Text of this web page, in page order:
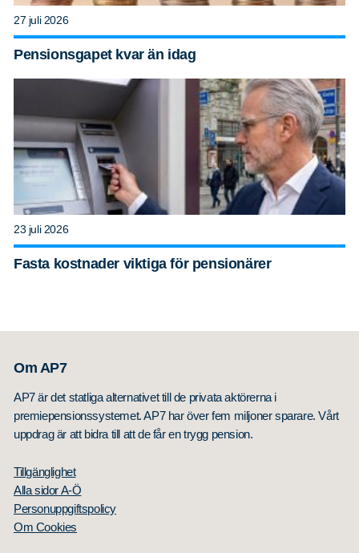
27 juli 2026
Pensionsgapet kvar än idag
23 juli 2026
Fasta kostnader viktiga för pensionärer
Om AP7
AP7 är det statliga alternativet till de privata aktörerna i
premiepensionssystemet. AP7 har över fem miljoner sparare. Vårt
uppdrag är att bidra till att de får en trygg pension.
Tillgänglighet
Alla sidor A-Ö
Personuppgiftspolicy
Om Cookies